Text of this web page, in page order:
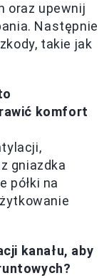
oraz upewnij
Następnie
takie jak
komfort
gniazdka
półki na
kanału, aby